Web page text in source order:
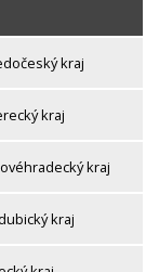
kraj
kraj
kraj
kraj